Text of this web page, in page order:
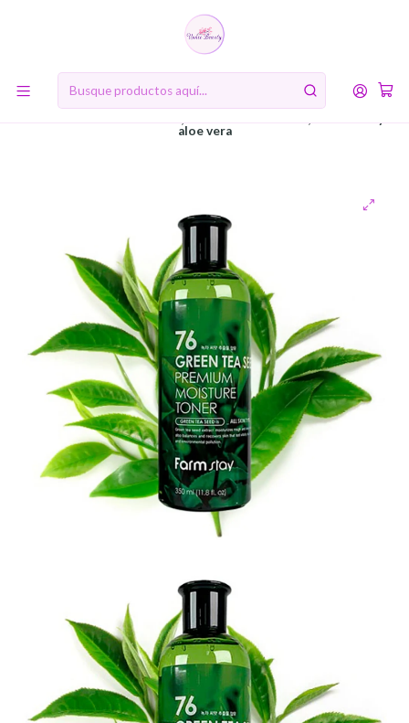
10% de descuento en tu primera compra online. Código: BIENVENIDA10
RUTINA DE BELLEZA COREANA
Segundo Paso: Tónico (Toner)
76 Green Tea Seed Premuim Moisture Toner (Farm Stay) -
aloe vera